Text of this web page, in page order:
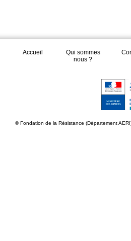
Accueil
Qui sommes
nous ?
© Fondation de la Résistance (Département